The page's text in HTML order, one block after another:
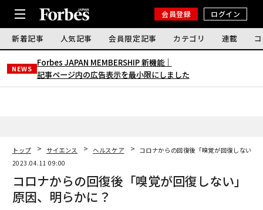
会員登録 ログイン
新着記事 人気記事 会員限定記事 カテゴリ 連載
NEWS
Forbes JAPAN MEMBERSHIP 新機能｜
記事ページ内の広告表示を最小限にしました
トップ サイエンス ヘルスケア
コロナからの回復後「嗅覚が回復しない」
2023.04.11 09:00
コロナからの回復後「嗅覚が回復しない」
原因、明らかに？